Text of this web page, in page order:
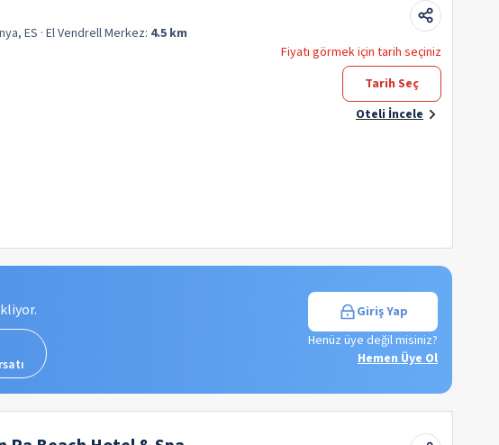
ES · El VendrellMerkez: 4.5 km
Fiyatı görmek için tarih seçiniz
Tarih Seç
Oteli İncele
Giriş Yap
Henüz üye değil misiniz?
Hemen Üye Ol